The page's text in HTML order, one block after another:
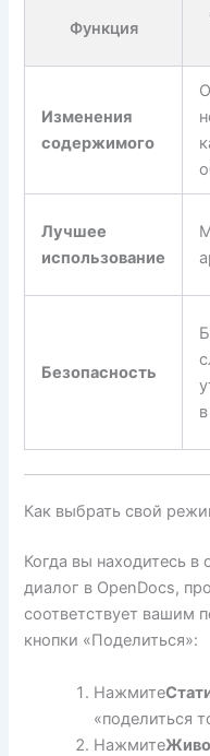
Функция
Изменения
содержимого
Лучшее
использование
Безопасность
Как выбрать свой
Когда вы находитесь в
диалог в OpenDocs,
соответствует вашим
кнопки «Поделиться»:
Нажмите
«поделиться
Нажмите